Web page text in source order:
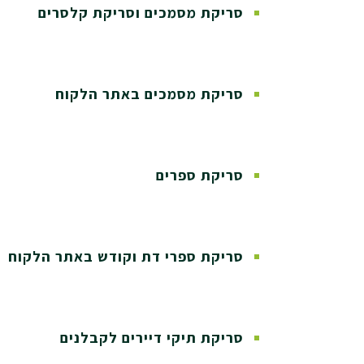
סריקת מסמכים וסריקת קלסרים
סריקת מסמכים באתר הלקוח
סריקת ספרים
סריקת ספרי דת וקודש באתר הלקוח
סריקת תיקי דיירים לקבלנים